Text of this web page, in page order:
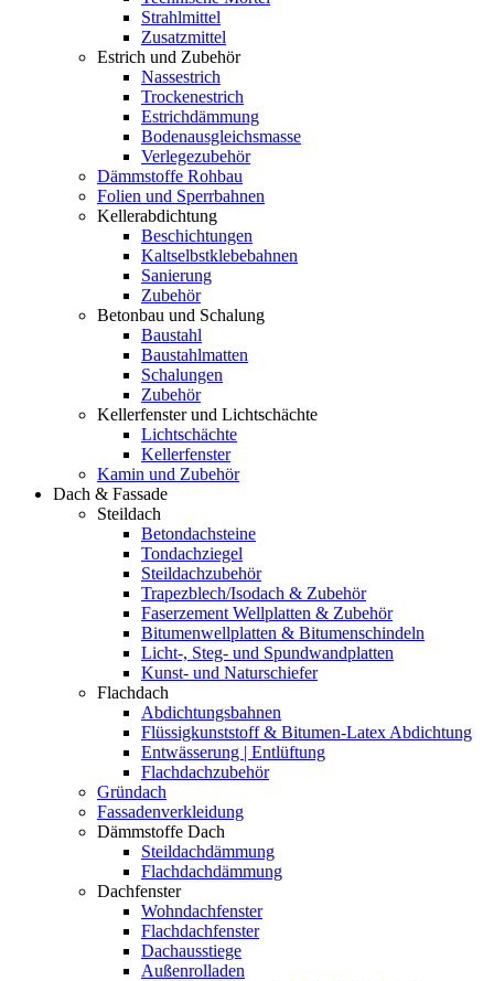
Strahlmittel
Zusatzmittel
Estrich und Zubehör
Nassestrich
Trockenestrich
Estrichdämmung
Bodenausgleichsmasse
Verlegezubehör
Dämmstoffe Rohbau
Folien und Sperrbahnen
Kellerabdichtung
Beschichtungen
Kaltselbstklebebahnen
Sanierung
Zubehör
Betonbau und Schalung
Baustahl
Baustahlmatten
Schalungen
Zubehör
Kellerfenster und Lichtschächte
Lichtschächte
Kellerfenster
Kamin und Zubehör
Dach & Fassade
Steildach
Betondachsteine
Tondachziegel
Steildachzubehör
Trapezblech/Isodach & Zubehör
Faserzement Wellplatten & Zubehör
Bitumenwellplatten & Bitumenschindeln
Licht-, Steg- und Spundwandplatten
Kunst- und Naturschiefer
Flachdach
Abdichtungsbahnen
Flüssigkunststoff & Bitumen-Latex Abdichtung
Entwässerung | Entlüftung
Flachdachzubehör
Gründach
Fassadenverkleidung
Dämmstoffe Dach
Steildachdämmung
Flachdachdämmung
Dachfenster
Wohndachfenster
Flachdachfenster
Dachausstiege
Außenrolladen